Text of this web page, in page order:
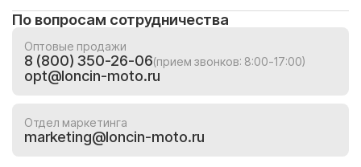
По вопросам сотрудничества
Оптовые продажи
8 (800) 350-26-06(прием звонков: 8:00-17:00)
opt@loncin-moto.ru
Отдел маркетинга
marketing@loncin-moto.ru